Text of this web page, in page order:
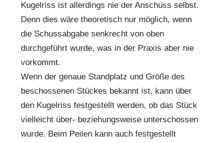
Kugelriss ist allerdings nie der Anschuss selbst.
Denn dies wäre theoretisch nur möglich, wenn
die Schussabgabe senkrecht von oben
durchgeführt wurde, was in der Praxis aber nie
vorkommt.
Wenn der genaue Standplatz und Größe des
beschossenen Stückes bekannt ist, kann über
den Kugelriss festgestellt werden, ob das Stück
vielleicht über- beziehungsweise unterschossen
wurde. Beim Peilen kann auch festgestellt